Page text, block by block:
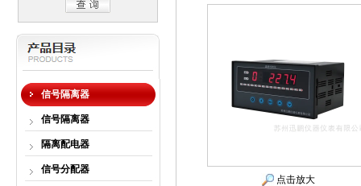
信号隔离器
信号隔离器
隔离配电器
信号分配器
点击放大